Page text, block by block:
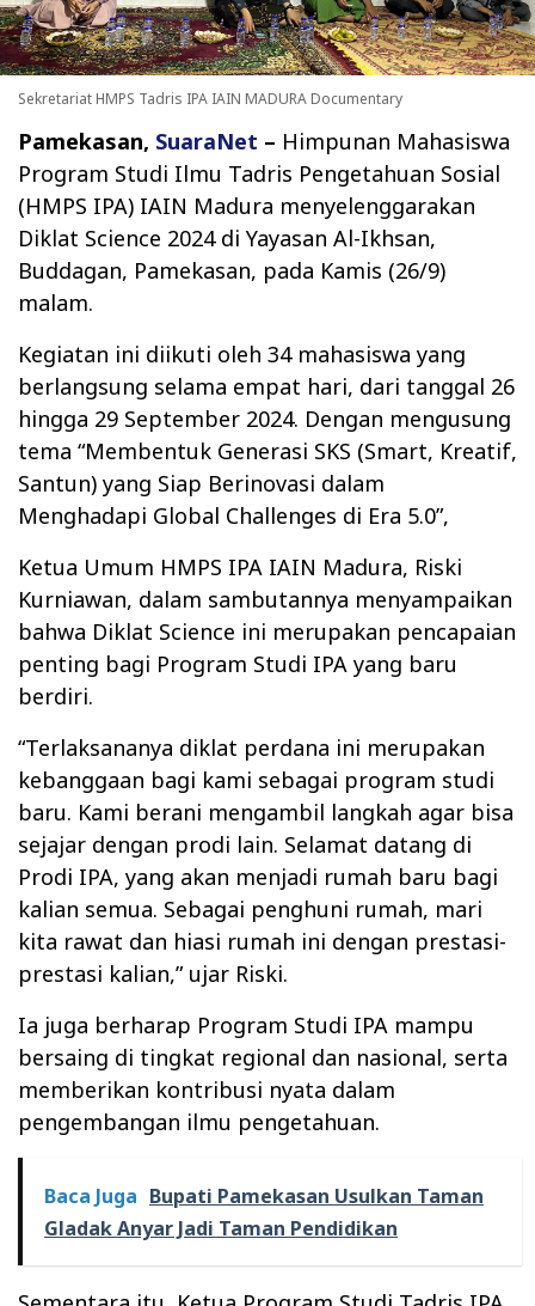
Sekretariat HMPS Tadris IPA IAIN MADURA Documentary
Pamekasan, SuaraNet – Himpunan Mahasiswa
Program Studi Ilmu Tadris Pengetahuan Sosial
(HMPS IPA) IAIN Madura menyelenggarakan
Diklat Science 2024 di Yayasan Al-Ikhsan,
Buddagan, Pamekasan, pada Kamis (26/9)
malam.
Kegiatan ini diikuti oleh 34 mahasiswa yang
berlangsung selama empat hari, dari tanggal 26
hingga 29 September 2024. Dengan mengusung
tema “Membentuk Generasi SKS (Smart, Kreatif,
Santun) yang Siap Berinovasi dalam
Menghadapi Global Challenges di Era 5.0”,
Ketua Umum HMPS IPA IAIN Madura, Riski
Kurniawan, dalam sambutannya menyampaikan
bahwa Diklat Science ini merupakan pencapaian
penting bagi Program Studi IPA yang baru
berdiri.
“Terlaksananya diklat perdana ini merupakan
kebanggaan bagi kami sebagai program studi
baru. Kami berani mengambil langkah agar bisa
sejajar dengan prodi lain. Selamat datang di
Prodi IPA, yang akan menjadi rumah baru bagi
kalian semua. Sebagai penghuni rumah, mari
kita rawat dan hiasi rumah ini dengan prestasi-
prestasi kalian,” ujar Riski.
Ia juga berharap Program Studi IPA mampu
bersaing di tingkat regional dan nasional, serta
memberikan kontribusi nyata dalam
pengembangan ilmu pengetahuan.
Baca Juga Bupati Pamekasan Usulkan Taman
Gladak Anyar Jadi Taman Pendidikan